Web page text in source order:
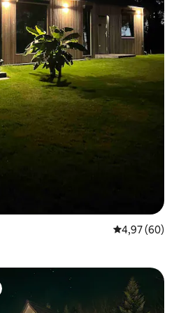
Gemiddelde
4,97 (60)